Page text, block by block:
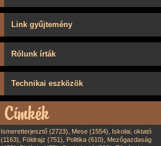
Link gyűjtemény
Rólunk írták
Technikai eszközök
Ismeretterjesztő (2723), Mese (1554), Iskolai, oktató
(1163), Földrajz (751), Politika (610), Mezőgazdaság